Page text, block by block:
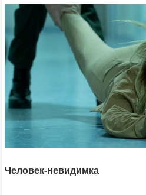
Человек-невидимка